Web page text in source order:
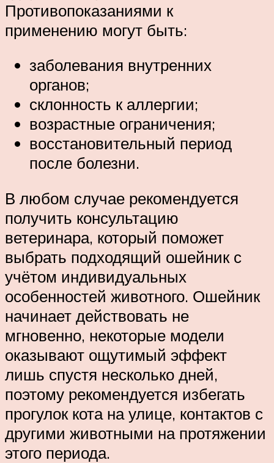
Противопоказаниями к
применению могут быть:
заболевания внутренних
органов;
склонность к аллергии;
возрастные ограничения;
восстановительный период
после болезни.
В любом случае рекомендуется
получить консультацию
ветеринара, который поможет
выбрать подходящий ошейник с
учётом индивидуальных
особенностей животного. Ошейник
начинает действовать не
мгновенно, некоторые модели
оказывают ощутимый эффект
лишь спустя несколько дней,
поэтому рекомендуется избегать
прогулок кота на улице, контактов с
другими животными на протяжении
этого периода.